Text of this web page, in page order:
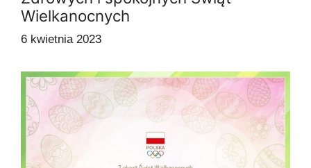
Wielkanocnych
6 kwietnia 2023